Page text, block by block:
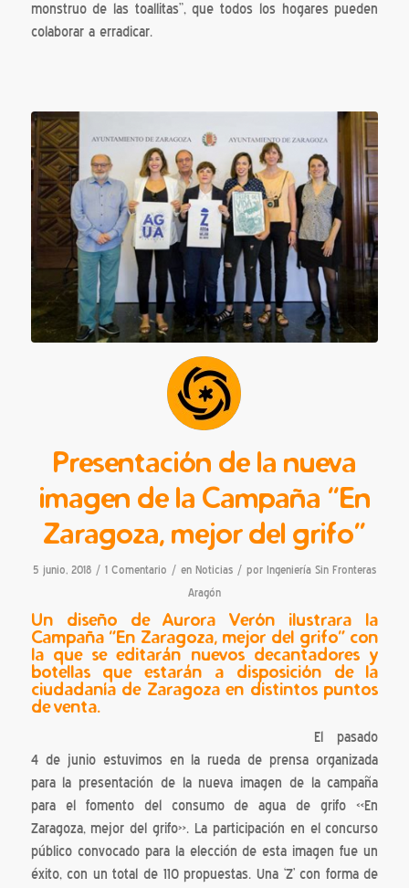
monstruo de las toallitas”, que todos los hogares pueden
colaborar a erradicar.
Presentación de la nueva
imagen de la Campaña “En
Zaragoza, mejor del grifo”
5 junio, 2018 / 1 Comentario / en Noticias / por Ingeniería Sin Fronteras
Aragón
Un diseño de Aurora Verón ilustrara la
Campaña “En Zaragoza, mejor del grifo” con
la que se editarán nuevos decantadores y
botellas que estarán a disposición de la
ciudadanía de Zaragoza en distintos puntos
de venta.
El pasado
4 de junio estuvimos en la rueda de prensa organizada
para la presentación de la nueva imagen de la campaña
para el fomento del consumo de agua de grifo «En
Zaragoza, mejor del grifo». La participación en el concurso
público convocado para la elección de esta imagen fue un
éxito, con un total de 110 propuestas. Una ‘Z’ con forma de